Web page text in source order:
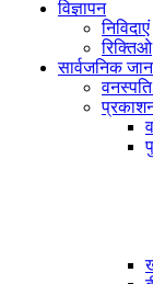
विज्ञापन
निविदाएं
रिक्तिओ
सार्वजनिक